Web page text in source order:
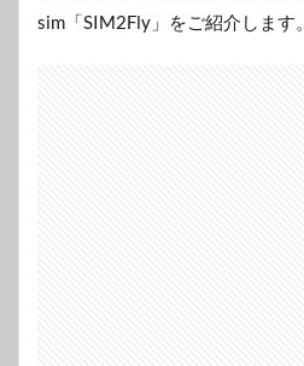
sim「SIM2Fly」をご紹介します。